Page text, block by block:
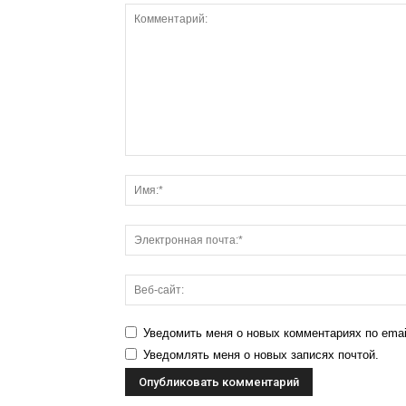
Уведомить меня о новых комментариях по
Уведомлять меня о новых записях почтой.